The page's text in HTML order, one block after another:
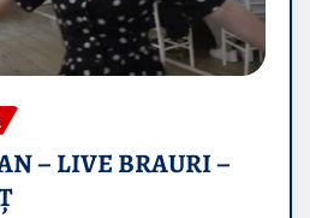
– LIVE BRAURI –